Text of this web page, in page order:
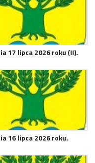
17 lipca 2026 roku (II).
16 lipca 2026 roku.